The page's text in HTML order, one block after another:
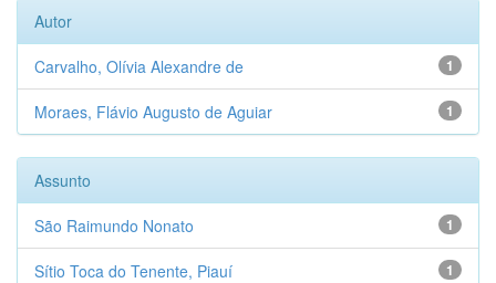
Autor
1
Carvalho, Olívia Alexandre de
1
Moraes, Flávio Augusto de Aguiar
Assunto
1
São Raimundo Nonato
1
Sítio Toca do Tenente, Piauí